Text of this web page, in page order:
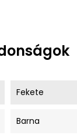
Fekete
Barna